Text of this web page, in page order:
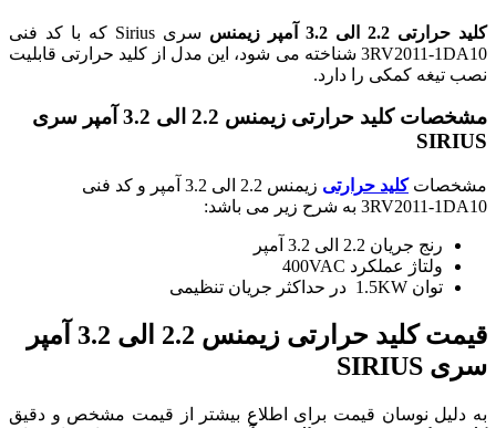
کلید حرارتی 2.2 الی 3.2 آمپر زیمنس
سری Sirius که با کد فنی
3RV2011-1DA10 شناخته می شود، این مدل از کلید حرارتی قابلیت
نصب تیغه کمکی را دارد.
مشخصات کلید حرارتی زیمنس 2.2 الی 3.2 آمپر سری
SIRIUS
مشخصاتکلید حرارتی
زیمنس 2.2 الی 3.2 آمپر و کد فنی
3RV2011-1DA10 به شرح زیر می باشد:
رنج جریان 2.2 الی 3.2 آمپر
ولتاژ عملکرد 400VAC
توان 1.5KW در حداکثر جریان تنظیمی
قیمت کلید حرارتی زیمنس 2.2 الی 3.2 آمپر
سری SIRIUS
به دلیل نوسان قیمت برای اطلاع بیشتر از قیمت مشخص و دقیق